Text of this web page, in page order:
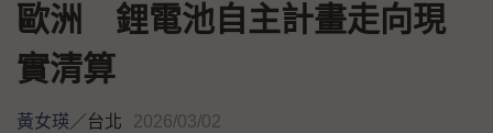
歐洲 鋰電池自主計畫走向現
實清算
黃女瑛／台北 2026/03/02